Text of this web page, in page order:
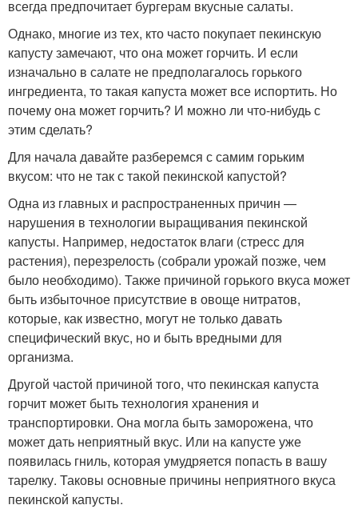
всегда предпочитает бургерам вкусные салаты.
Однако, многие из тех, кто часто покупает пекинскую
капусту замечают, что она может горчить. И если
изначально в салате не предполагалось горького
ингредиента, то такая капуста может все испортить. Но
почему она может горчить? И можно ли что-нибудь с
этим сделать?
Для начала давайте разберемся с самим горьким
вкусом: что не так с такой пекинской капустой?
Одна из главных и распространенных причин —
нарушения в технологии выращивания пекинской
капусты. Например, недостаток влаги (стресс для
растения), перезрелость (собрали урожай позже, чем
было необходимо). Также причиной горького вкуса может
быть избыточное присутствие в овоще нитратов,
которые, как известно, могут не только давать
специфический вкус, но и быть вредными для
организма.
Другой частой причиной того, что пекинская капуста
горчит может быть технология хранения и
транспортировки. Она могла быть заморожена, что
может дать неприятный вкус. Или на капусте уже
появилась гниль, которая умудряется попасть в вашу
тарелку. Таковы основные причины неприятного вкуса
пекинской капусты.